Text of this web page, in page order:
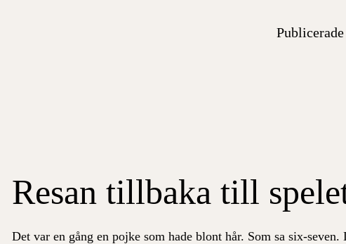
Resan tillbaka till
Det var en gång en pojke som hade blont hår. Som sa six-